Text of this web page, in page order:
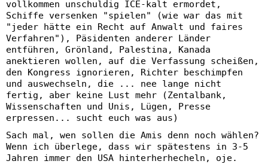
vollkommen unschuldig ICE-kalt ermordet,
Schiffe versenken "spielen" (wie war das mit
"jeder hätte ein Recht auf Anwalt und faires
Verfahren"), Päsidenten anderer Länder
entführen, Grönland, Palestina, Kanada
anektieren wollen, auf die Verfassung scheißen,
den Kongress ignorieren, Richter beschimpfen
und auswechseln, die ... nee lange nicht
fertig, aber keine Lust mehr (Zentalbank,
Wissenschaften und Unis, Lügen, Presse
erpressen... sucht euch was aus)
Sach mal, wen sollen die Amis denn noch wählen?
Wenn ich überlege, dass wir spätestens in 3-5
Jahren immer den USA hinterherhecheln, oje.